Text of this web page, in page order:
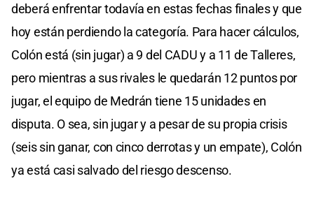
deberá enfrentar todavía en estas fechas finales y que
hoy están perdiendo la categoría. Para hacer cálculos,
Colón está (sin jugar) a 9 del CADU y a 11 de Talleres,
pero mientras a sus rivales le quedarán 12 puntos por
jugar, el equipo de Medrán tiene 15 unidades en
disputa. O sea, sin jugar y a pesar de su propia crisis
(seis sin ganar, con cinco derrotas y un empate), Colón
ya está casi salvado del riesgo descenso.